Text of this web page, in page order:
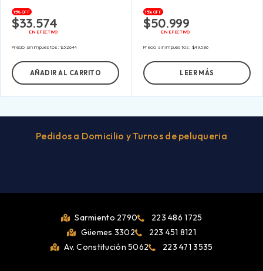
15% OFF
$33.574
EN EFECTIVO
Precio sin impuestos:$32.644
AÑADIR AL CARRITO
15% OFF
$50.999
EN EFECTIVO
Precio sin impuestos:$49.586
LEER MÁS
Pedidos a Domicilio y Turnos de peluqueria
Sarmiento 2790
223 486 1725
Güemes 3302
223 451 8121
Av. Constitución 5062
223 471 3535